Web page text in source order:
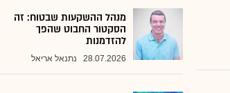
מנהל ההשקעות שבטוח: זה
הסקטור החבוט שהפך
להזדמנות
28.07.2026 נתנאל אריאל